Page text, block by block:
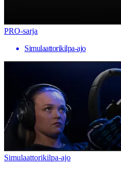
PRO-sarja
Simulaattorikilpa-ajo
Simulaattorikilpa-ajo